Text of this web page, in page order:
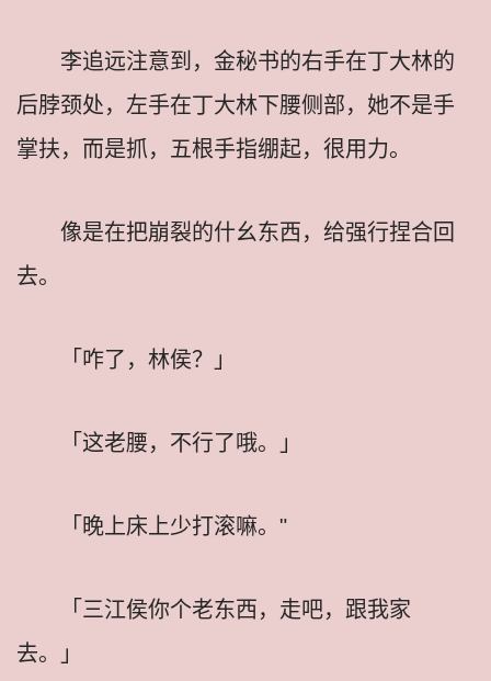
李追远注意到，金秘书的右手在丁大林的
后脖颈处，左手在丁大林下腰侧部，她不是手
掌扶，而是抓，五根手指绷起，很用力。
像是在把崩裂的什幺东西，给强行捏合回
去。
「咋了，林侯？」
「这老腰，不行了哦。」
「晚上床上少打滚嘛。"
「三江侯你个老东西，走吧，跟我家
去。」